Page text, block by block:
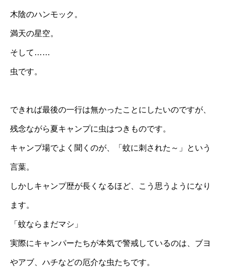
木陰のハンモック。
満天の星空。
そして……
虫です。
できれば最後の一行は無かったことにしたいのですが、
残念ながら夏キャンプに虫はつきものです。
キャンプ場でよく聞くのが、「蚊に刺された～」という
言葉。
しかしキャンプ歴が長くなるほど、こう思うようになり
ます。
「蚊ならまだマシ」
実際にキャンパーたちが本気で警戒しているのは、ブヨ
やアブ、ハチなどの厄介な虫たちです。